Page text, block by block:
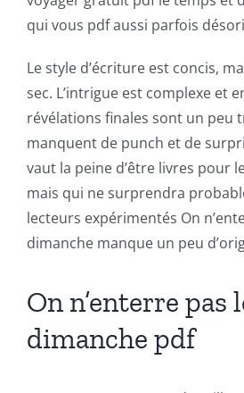
qui vous pdf aussi parfois
Le style d’écriture est concis,
sec. L’intrigue est complexe et
révélations finales sont un peu
manquent de punch et de
vaut la peine d’être livres pour
mais qui ne surprendra
lecteurs expérimentés On
dimanche manque un peu
On n’enterre pas
dimanche pdf
Revolutionizing
Online
Casino
Games
and
Slots
The
of
technology